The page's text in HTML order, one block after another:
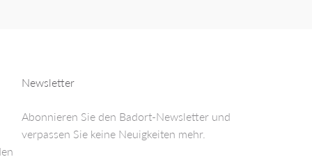
Newsletter
Abonnieren Sie den Badort-Newsletter und
verpassen Sie keine Neuigkeiten mehr.